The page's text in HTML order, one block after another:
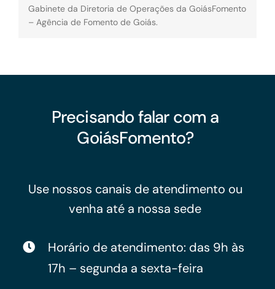
Gabinete da Diretoria de Operações da GoiásFomento
– Agência de Fomento de Goiás.
Precisando falar com a
GoiásFomento?
Use nossos canais de atendimento ou
venha até a nossa sede
Horário de atendimento: das 9h às
17h – segunda a sexta-feira